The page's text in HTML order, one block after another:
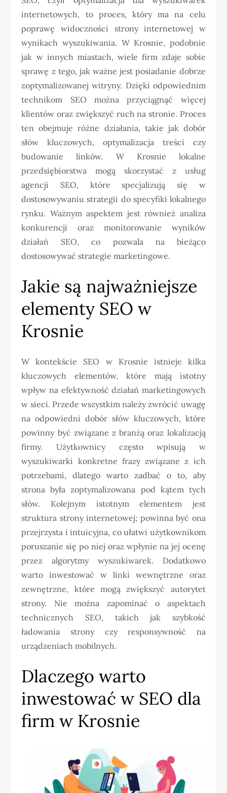
internetowych, to proces, który ma na celu
poprawę widoczności strony internetowej w
wynikach wyszukiwania. W Krosnie, podobnie
jak w innych miastach, wiele firm zdaje sobie
sprawę z tego, jak ważne jest posiadanie dobrze
zoptymalizowanej witryny. Dzięki odpowiednim
technikom SEO można przyciągnąć więcej
klientów oraz zwiększyć ruch na stronie. Proces
ten obejmuje różne działania, takie jak dobór
słów kluczowych, optymalizacja treści czy
budowanie linków. W Krosnie lokalne
przedsiębiorstwa mogą skorzystać z usług
agencji SEO, które specjalizują się w
dostosowywaniu strategii do specyfiki lokalnego
rynku. Ważnym aspektem jest również analiza
konkurencji oraz monitorowanie wyników
działań SEO, co pozwala na bieżąco
dostosowywać strategie marketingowe.
Jakie są najważniejsze
elementy SEO w
Krosnie
W kontekście SEO w Krosnie istnieje kilka
kluczowych elementów, które mają istotny
wpływ na efektywność działań marketingowych
w sieci. Przede wszystkim należy zwrócić uwagę
na odpowiedni dobór słów kluczowych, które
powinny być związane z branżą oraz lokalizacją
firmy. Użytkownicy często wpisują w
wyszukiwarki konkretne frazy związane z ich
potrzebami, dlatego warto zadbać o to, aby
strona była zoptymalizowana pod kątem tych
słów. Kolejnym istotnym elementem jest
struktura strony internetowej; powinna być ona
przejrzysta i intuicyjna, co ułatwi użytkownikom
poruszanie się po niej oraz wpłynie na jej ocenę
przez algorytmy wyszukiwarek. Dodatkowo
warto inwestować w linki wewnętrzne oraz
zewnętrzne, które mogą zwiększyć autorytet
strony. Nie można zapominać o aspektach
technicznych SEO, takich jak szybkość
ładowania strony czy responsywność na
urządzeniach mobilnych.
Dlaczego warto
inwestować w SEO dla
firm w Krosnie